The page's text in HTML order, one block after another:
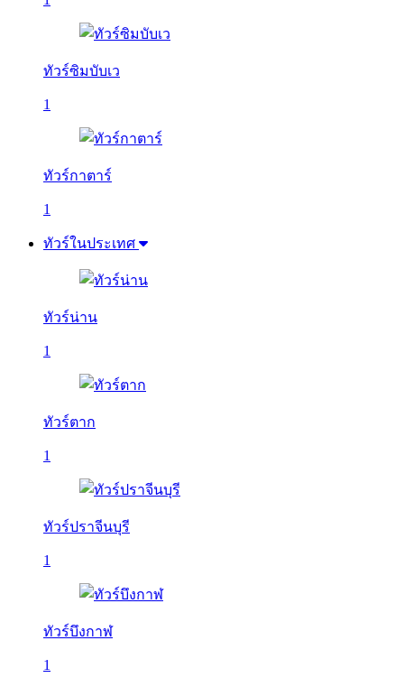
ทัวร์ซิมบับเว
1
ทัวร์กาตาร์
1
ทัวร์ในประเทศ
ทัวร์น่าน
1
ทัวร์ตาก
1
ทัวร์ปราจีนบุรี
1
ทัวร์บึงกาฬ
1